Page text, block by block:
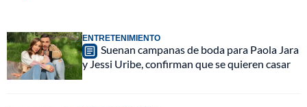
ENTRETENIMIENTO
Suenan campanas de boda para Paola Jara
y Jessi Uribe, confirman que se quieren casar